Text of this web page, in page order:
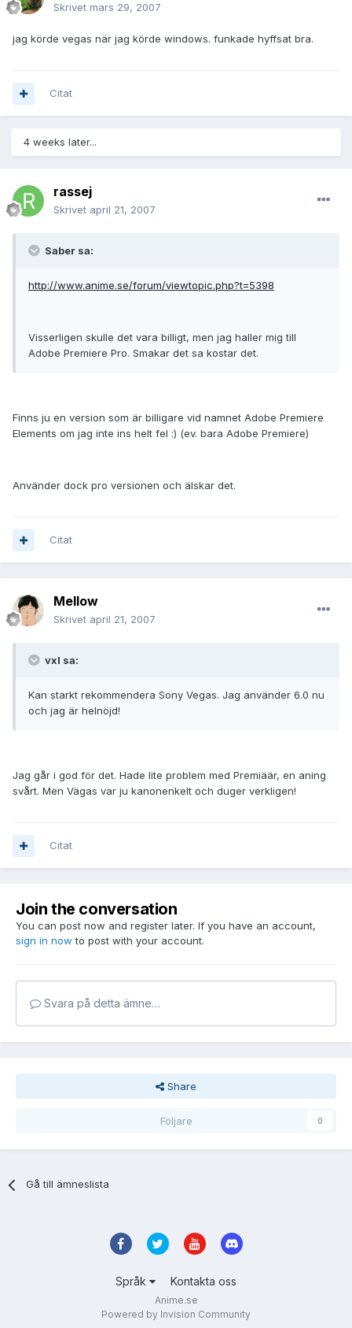
Skrivet mars 29, 2007
jag körde vegas när jag körde windows. funkade hyffsat bra.
Citat
4 weeks later...
rassej
Skrivet april 21, 2007
Saber sa:
http://www.anime.se/forum/viewtopic.php?t=5398
Visserligen skulle det vara billigt, men jag haller mig till
Adobe Premiere Pro. Smakar det sa kostar det.
Finns ju en version som är billigare vid namnet Adobe Premiere
Elements om jag inte ins helt fel :) (ev. bara Adobe Premiere)
Använder dock pro versionen och älskar det.
Citat
Mellow
Skrivet april 21, 2007
vxl sa:
Kan starkt rekommendera Sony Vegas. Jag använder 6.0 nu
och jag är helnöjd!
Jag går i god för det. Hade lite problem med Premiäär, en aning
svårt. Men Vägas var ju kanonenkelt och duger verkligen!
Citat
Join the conversation
You can post now and register later. If you have an account,
sign in now to post with your account.
Svara på detta ämne…
Share
Följare 0
Gå till ämneslista
Språk Kontakta oss
Anime.se
Powered by Invision Community